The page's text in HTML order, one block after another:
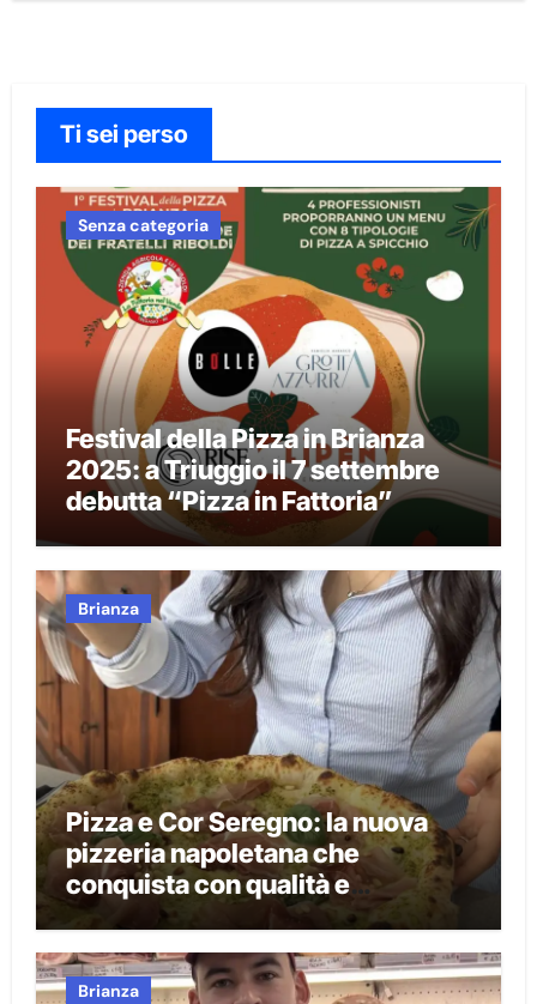
Ti sei perso
Senza categoria
Festival della Pizza in Brianza
2025: a Triuggio il 7 settembre
debutta “Pizza in Fattoria”
Brianza
Pizza e Cor Seregno: la nuova
pizzeria napoletana che
conquista con qualità e
tradizione
Brianza